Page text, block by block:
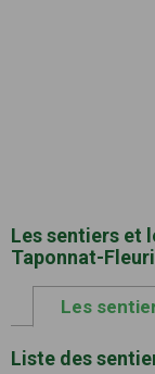
Les sentiers et
Taponnat-
Les
Liste des